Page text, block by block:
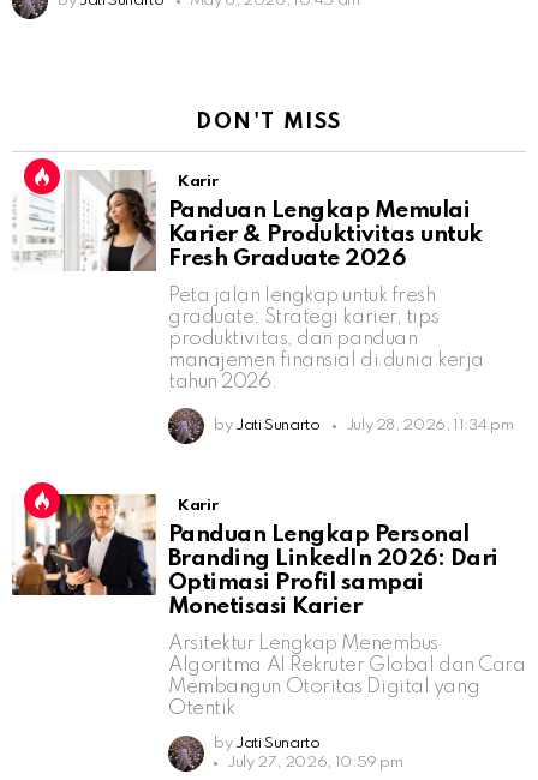
DON'T MISS
Karir
Panduan Lengkap Memulai
Karier & Produktivitas untuk
Fresh Graduate 2026
Peta jalan lengkap untuk fresh
graduate: Strategi karier, tips
produktivitas, dan panduan
manajemen finansial di dunia kerja
tahun 2026.
by Jati Sunarto July 28, 2026, 11:34 pm
Karir
Panduan Lengkap Personal
Branding LinkedIn 2026: Dari
Optimasi Profil sampai
Monetisasi Karier
Arsitektur Lengkap Menembus
Algoritma AI Rekruter Global dan Cara
Membangun Otoritas Digital yang
Otentik
by Jati Sunarto
July 27, 2026, 10:59 pm